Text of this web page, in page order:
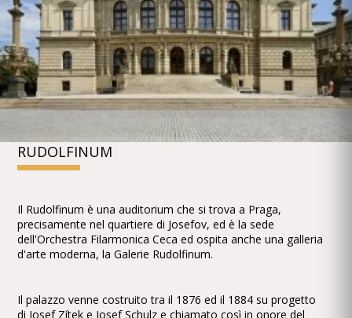
RUDOLFINUM
Il Rudolfinum è una auditorium che si trova a Praga,
precisamente nel quartiere di Josefov, ed è la sede
dell'Orchestra Filarmonica Ceca ed ospita anche una galleria
d'arte moderna, la Galerie Rudolfinum.
Il palazzo venne costruito tra il 1876 ed il 1884 su progetto
di Josef Zítek e Josef Schulz e chiamato così in onore del